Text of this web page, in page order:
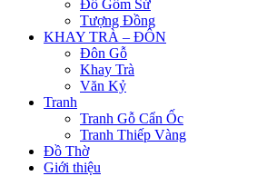
Đồ Gốm Sứ
Tượng Đồng
KHAY TRÀ – ĐÔN
Đôn Gỗ
Khay Trà
Văn Kỷ
Tranh
Tranh Gỗ Cẩn Ốc
Tranh Thiếp Vàng
Đồ Thờ
Giới thiệu